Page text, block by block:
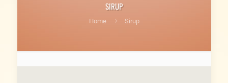
SIRUP
Home Sirup